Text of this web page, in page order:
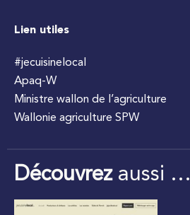
Lien utiles
#jecuisinelocal
Apaq-W
Ministre wallon de l’agriculture
Wallonie agriculture SPW
Découvrezaussi …